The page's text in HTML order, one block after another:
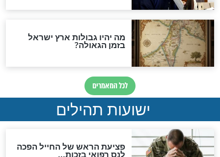
לכל המאמרים
להמתקת הדינים וביטול